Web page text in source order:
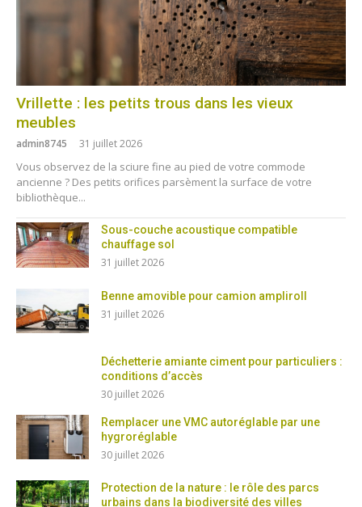
Vrillette : les petits trous dans les vieux
meubles
admin8745 31 juillet 2026
Vous observez de la sciure fine au pied de votre commode
ancienne ? Des petits orifices parsèment la surface de votre
bibliothèque...
Sous-couche acoustique compatible
chauffage sol
31 juillet 2026
Benne amovible pour camion ampliroll
31 juillet 2026
Déchetterie amiante ciment pour particuliers :
conditions d’accès
30 juillet 2026
Remplacer une VMC autoréglable par une
hygroréglable
30 juillet 2026
Protection de la nature : le rôle des parcs
urbains dans la biodiversité des villes